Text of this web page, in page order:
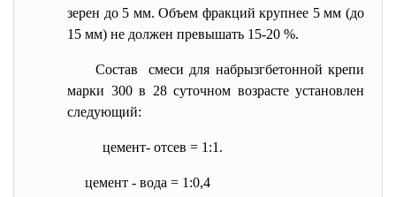
зерен до 5 мм. Объем фракций крупнее 5 мм (до
15 мм) не должен превышать 15-20 %.
Состав смеси для набрызгбетонной крепи
марки 300 в 28 суточном возрасте установлен
следующий:
цемент- отсев = 1:1.
цемент - вода = 1:0,4